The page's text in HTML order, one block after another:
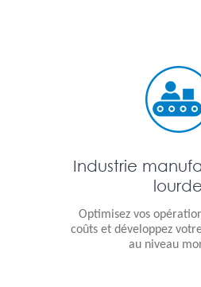
Industrie
lourde
Optimisez vos
coûts et développez
au niveau